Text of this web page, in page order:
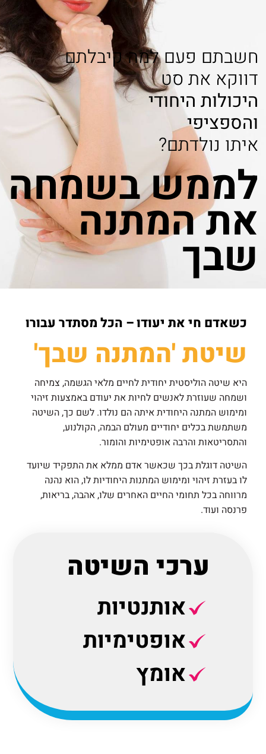
חשבתם פעם למה קיבלתם
דווקא את סט
היכולות היחודי
והספציפי
איתו נולדתם?
לממש בשמחה
את המתנה
שבך
כשאדם חי את יעודו – הכל מסתדר עבורו
שיטת 'המתנה שבך'
היא שיטה הוליסטית יחודית לחיים מלאי הגשמה, צמיחה
ושמחה שעוזרת לאנשים לחיות את יעודם באמצעות זיהוי
ומימוש המתנה היחודית איתה הם נולדו. לשם כך, השיטה
משתמשת בכלים יחודיים מעולם הבמה, הקולנוע,
והתסריטאות והרבה אופטימיות והומור.
השיטה דוגלת בכך שכאשר אדם ממלא את התפקיד שיועד
לו בעזרת זיהוי ומימוש המתנות היחודיות לו, הוא נהנה
מרווחה בכל תחומי החיים האחרים שלו, אהבה, בריאות,
פרנסה ועוד.
ערכי השיטה
אותנטיות
אופטימיות
אומץ